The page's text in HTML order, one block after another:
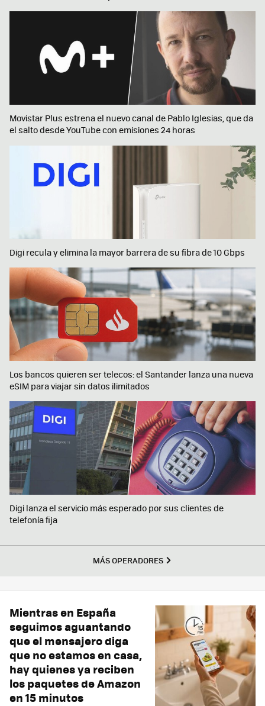
Movistar Plus estrena el nuevo canal de Pablo Iglesias, que da
el salto desde YouTube con emisiones 24 horas
Digi recula y elimina la mayor barrera de su fibra de 10 Gbps
Los bancos quieren ser telecos: el Santander lanza una nueva
eSIM para viajar sin datos ilimitados
Digi lanza el servicio más esperado por sus clientes de
telefonía fija
MÁS OPERADORES
Mientras en España
seguimos aguantando
que el mensajero diga
que no estamos en casa,
hay quienes ya reciben
los paquetes de Amazon
en 15 minutos